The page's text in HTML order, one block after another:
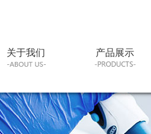
关于我们 产品展示